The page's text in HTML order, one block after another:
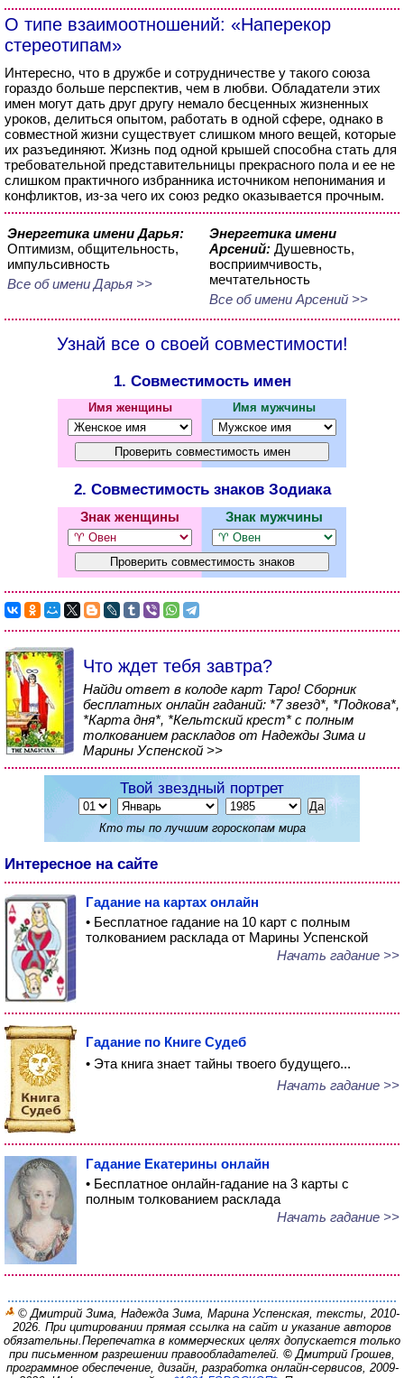
О типе взаимоотношений: «Наперекор
стереотипам»
Интересно, что в дружбе и сотрудничестве у такого союза
гораздо больше перспектив, чем в любви. Обладатели этих
имен могут дать друг другу немало бесценных жизненных
уроков, делиться опытом, работать в одной сфере, однако в
совместной жизни существует слишком много вещей, которые
их разъединяют. Жизнь под одной крышей способна стать для
требовательной представительницы прекрасного пола и ее не
слишком практичного избранника источником непонимания и
конфликтов, из-за чего их союз редко оказывается прочным.
Энергетика имени Дарья:
Оптимизм, общительность,
импульсивность
Все об имени Дарья >>
Энергетика имени
Арсений: Душевность,
восприимчивость,
мечтательность
Все об имени Арсений >>
Узнай все о своей совместимости!
1. Совместимость имен
Имя женщины Имя мужчины
2. Совместимость знаков Зодиака
Знак женщины Знак мужчины
Что ждет тебя завтра?
Найди ответ в колоде карт Таро! Сборник
бесплатных онлайн гаданий: *7 звезд*, *Подкова*,
*Карта дня*, *Кельтский крест* с полным
толкованием раскладов от Надежды Зима и
Марины Успенской >>
Твой звездный портрет
Кто ты по лучшим гороскопам мира
Интересное на сайте
Гадание на картах онлайн
• Бесплатное гадание на 10 карт с полным
толкованием расклада от Марины Успенской
Начать гадание >>
Гадание по Книге Судеб
• Эта книга знает тайны твоего будущего...
Начать гадание >>
Гадание Екатерины онлайн
• Бесплатное онлайн-гадание на 3 карты с
полным толкованием расклада
Начать гадание >>
© Дмитрий Зима, Надежда Зима, Марина Успенская, тексты, 2010-
2026. При цитировании прямая ссылка на сайт и указание авторов
обязательны.Перепечатка в коммерческих целях допускается только
при письменном разрешении правообладателей. © Дмитрий Грошев,
программное обеспечение, дизайн, разработка онлайн-сервисов, 2009-